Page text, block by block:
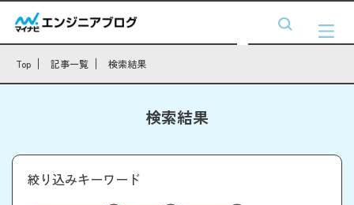
Top 記事一覧 検索結果
検索結果
絞り込みキーワード